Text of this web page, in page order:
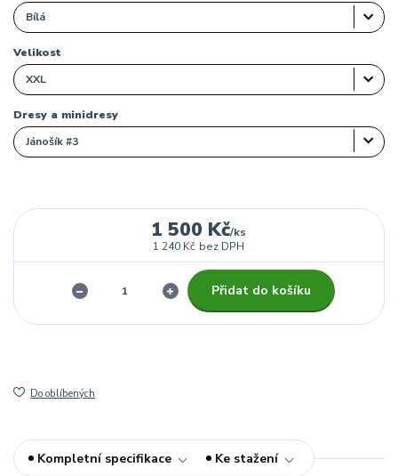
Velikost
Dresy a minidresy
1 500 Kč/ks
1 240 Kč bez DPH
Přidat do košíku
Do oblíbených
Kompletní specifikace Ke stažení